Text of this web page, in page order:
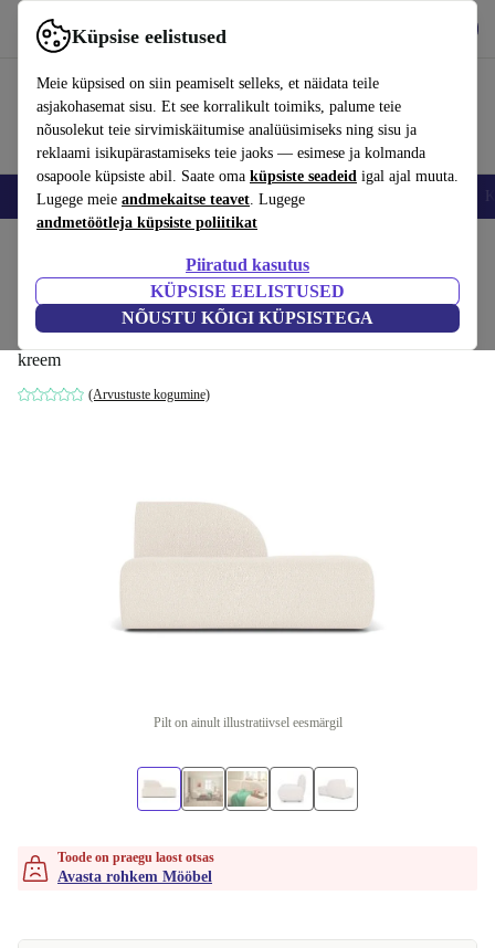
Küpsise eelistused
Meie küpsised on siin peamiselt selleks, et näidata teile
asjakohasemat sisu. Et see korralikult toimiks, palume teie
nõusolekut teie sirvimiskäitumise analüüsimiseks ning sisu ja
reklaami isikupärastamiseks teie jaoks — esimese ja kolmanda
osapoole küpsiste abil. Saate oma küpsiste seadeid igal ajal muuta.
Lugege meie andmekaitse teavet. Lugege
andmetöötleja küpsiste poliitikat
Piiratud kasutus
KÜPSISE EELISTUSED
NÕUSTU KÕIGI KÜPSISTEGA
Kasuta rakendust refurbed kiirelt ja lihtsalt
Nutitelefoni Sülearvutid Tahvelarvutid Nutikellad
Paula Modul Open End Rechts Maya
Cream
kreem
(Arvustuste kogumine)
Pilt on ainult illustratiivsel eesmärgil
Toode on praegu laost otsas
Avasta rohkem Mööbel